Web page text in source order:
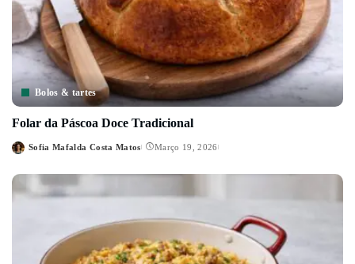
Bolos & tartes
Folar da Páscoa Doce Tradicional
Posted
Sofia Mafalda Costa Matos Março 19, 2026